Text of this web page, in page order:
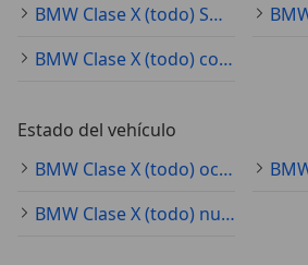
BMW Clase X (todo) SUV/4x4/pickup
BMW Clase X (todo) coche pequeño
Estado del vehículo
BMW Clase X (todo) ocasión
BMW Clase X (todo) nuevo